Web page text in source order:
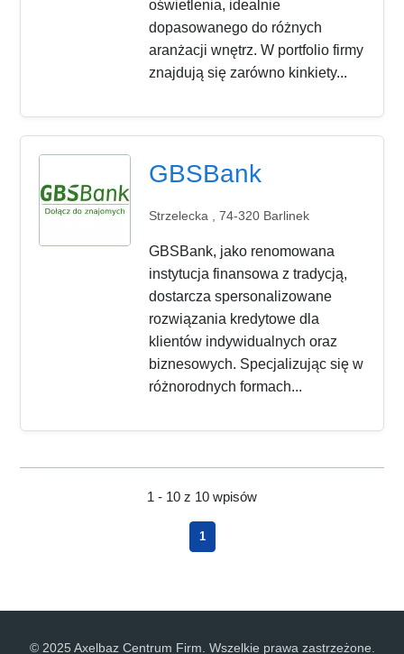
oświetlenia, idealnie
dopasowanego do różnych
aranżacji wnętrz. W portfolio firmy
znajdują się zarówno kinkiety...
GBSBank
Strzelecka , 74-320 Barlinek
GBSBank, jako renomowana
instytucja finansowa z tradycją,
dostarcza spersonalizowane
rozwiązania kredytowe dla
klientów indywidualnych oraz
biznesowych. Specjalizując się w
różnorodnych formach...
1 - 10 z 10 wpisów
1
© 2025 Axelbaz Centrum Firm. Wszelkie prawa zastrzeżone.